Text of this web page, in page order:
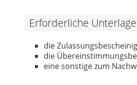
Erforderliche
die
die
eine sonstige zum